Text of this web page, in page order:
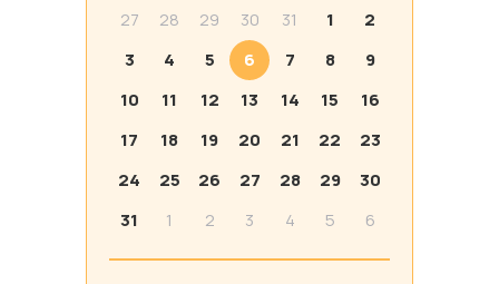
27
28 29 30 31 1
2
3
4 5 6 7 8
9
10
11 12 13 14 15
16
17
18 19 20 21 22
23
24
25 26 27 28 29
30
31
1 2 3 4 5 6